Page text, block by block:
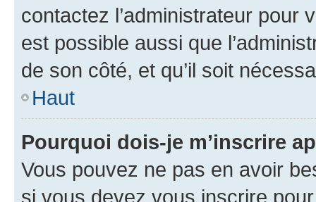
contactez l’administrateur pour
est possible aussi que
de son côté, et qu’il soit
Haut
Pourquoi dois-je m’inscrire
Vous pouvez ne pas en avoir
si vous devez vous inscrire